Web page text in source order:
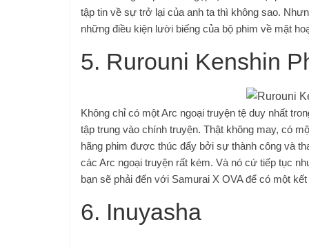
tập tin về sự trở lại của anh ta thì không sao.
những điều kiện lười biếng của bộ phim về mặt
5. Rurouni Kenshin
Không chỉ có một Arc ngoại truyện tệ duy nhất
tập trung vào chính truyện. Thật không may, có
hãng phim được thúc đẩy bởi sự thành công và
các Arc ngoại truyện rất kém. Và nó cứ tiếp tục
bạn sẽ phải đến với Samurai X OVA để có một
6. Inuyasha